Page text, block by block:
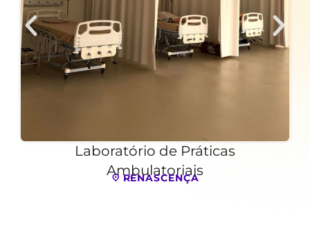
Laboratório de Práticas
Ambulatoriais
RENASCENÇA